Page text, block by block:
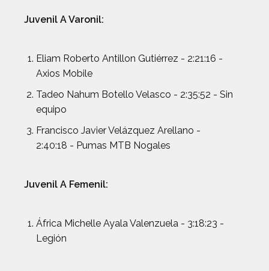
Juvenil A Varonil:
Eliam Roberto Antillon Gutiérrez - 2:21:16 -
Axios Mobile
Tadeo Nahum Botello Velasco - 2:35:52 - Sin
equipo
Francisco Javier Velázquez Arellano -
2:40:18 - Pumas MTB Nogales
Juvenil A Femenil:
África Michelle Ayala Valenzuela - 3:18:23 -
Legión